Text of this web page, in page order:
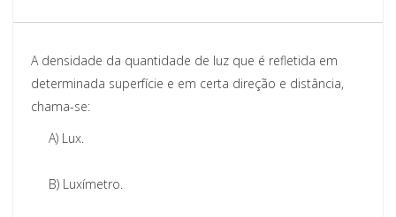
A densidade da quantidade de luz que é refletida em
determinada superfície e em certa direção e distância,
chama-se:
A) Lux.
B) Luxímetro.